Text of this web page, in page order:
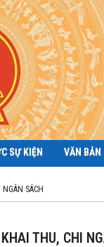
SỰ KIỆN VĂN BẢN
SÁCH
KHAI THU, CHI